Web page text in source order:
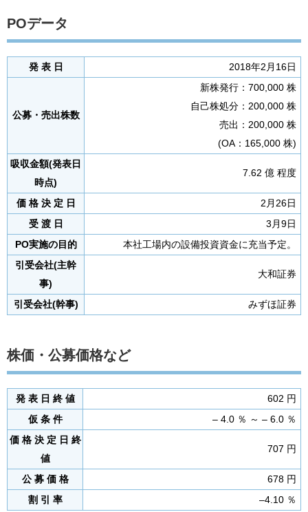
POデータ
発 表 日 2018年2月16日
公募・売出株数
新株発行：700,000 株
自己株処分：200,000 株
売出：200,000 株
(OA：165,000 株)
吸収金額(発表日
時点)
7.62 億 程度
価 格 決 定 日
2月26日
受 渡 日
3月9日
PO実施の目的
本社工場内の設備投資資金に充当予定。
引受会社(主幹
事)
大和証券
引受会社(幹事) みずほ証券
株価・公募価格など
発 表 日 終 値
602 円
仮 条 件
– 4.0 ％ ～ – 6.0 ％
価 格 決 定 日 終
値
707 円
公 募 価 格
678 円
割 引 率
–4.10 ％